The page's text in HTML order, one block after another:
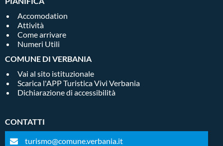
Accomodation
Attività
Come arrivare
Numeri Utili
COMUNE DI VERBANIA
Vai al sito istituzionale
Scarica l'APP Turistica Vivi Verbania
Dichiarazione di accessibilità
CONTATTI
turismo@comune.verbania.it